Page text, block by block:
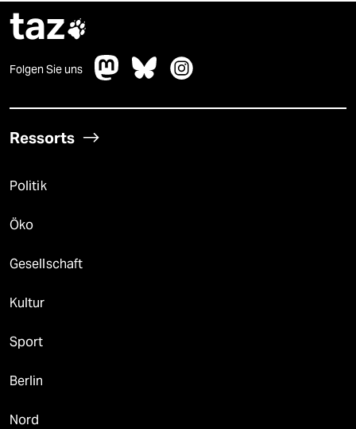
taz
Folgen Sie uns
Ressorts
Politik
Öko
Gesellschaft
Kultur
Sport
Berlin
Nord